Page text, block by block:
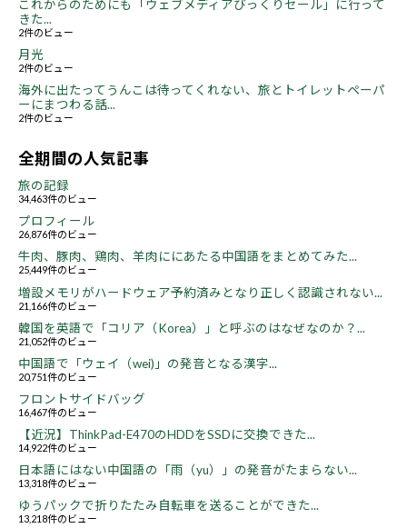
これからのためにも「ウェブメディアびっくりセール」に行って
きた...
2件のビュー
月光
2件のビュー
海外に出たってうんこは待ってくれない、旅とトイレットペーパ
ーにまつわる話...
2件のビュー
全期間の人気記事
旅の記録
34,463件のビュー
プロフィール
26,876件のビュー
牛肉、豚肉、鶏肉、羊肉ににあたる中国語をまとめてみた...
25,449件のビュー
増設メモリがハードウェア予約済みとなり正しく認識されない...
21,166件のビュー
韓国を英語で「コリア（Korea）」と呼ぶのはなぜなのか？...
21,052件のビュー
中国語で「ウェイ（wei)」の発音となる漢字...
20,751件のビュー
フロントサイドバッグ
16,467件のビュー
【近況】ThinkPad-E470のHDDをSSDに交換できた...
14,922件のビュー
日本語にはない中国語の「雨（yu）」の発音がたまらない...
13,318件のビュー
ゆうパックで折りたたみ自転車を送ることができた...
13,218件のビュー